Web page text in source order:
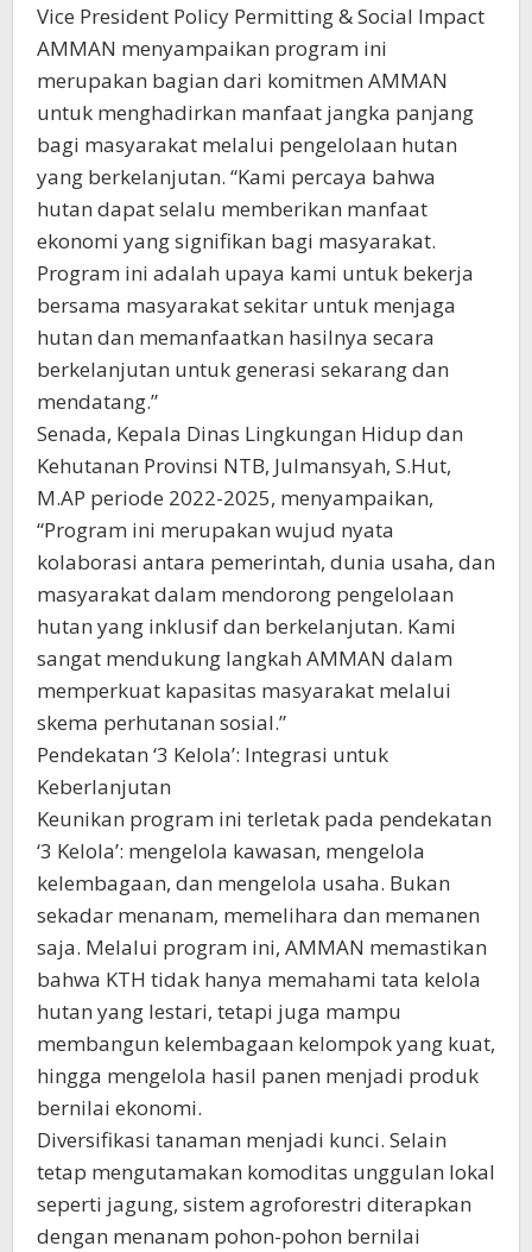
Vice President Policy Permitting & Social Impact
AMMAN menyampaikan program ini
merupakan bagian dari komitmen AMMAN
untuk menghadirkan manfaat jangka panjang
bagi masyarakat melalui pengelolaan hutan
yang berkelanjutan. “Kami percaya bahwa
hutan dapat selalu memberikan manfaat
ekonomi yang signifikan bagi masyarakat.
Program ini adalah upaya kami untuk bekerja
bersama masyarakat sekitar untuk menjaga
hutan dan memanfaatkan hasilnya secara
berkelanjutan untuk generasi sekarang dan
mendatang.”
Senada, Kepala Dinas Lingkungan Hidup dan
Kehutanan Provinsi NTB, Julmansyah, S.Hut,
M.AP periode 2022-2025, menyampaikan,
“Program ini merupakan wujud nyata
kolaborasi antara pemerintah, dunia usaha, dan
masyarakat dalam mendorong pengelolaan
hutan yang inklusif dan berkelanjutan. Kami
sangat mendukung langkah AMMAN dalam
memperkuat kapasitas masyarakat melalui
skema perhutanan sosial.”
Pendekatan ‘3 Kelola’: Integrasi untuk
Keberlanjutan
Keunikan program ini terletak pada pendekatan
‘3 Kelola’: mengelola kawasan, mengelola
kelembagaan, dan mengelola usaha. Bukan
sekadar menanam, memelihara dan memanen
saja. Melalui program ini, AMMAN memastikan
bahwa KTH tidak hanya memahami tata kelola
hutan yang lestari, tetapi juga mampu
membangun kelembagaan kelompok yang kuat,
hingga mengelola hasil panen menjadi produk
bernilai ekonomi.
Diversifikasi tanaman menjadi kunci. Selain
tetap mengutamakan komoditas unggulan lokal
seperti jagung, sistem agroforestri diterapkan
dengan menanam pohon-pohon bernilai